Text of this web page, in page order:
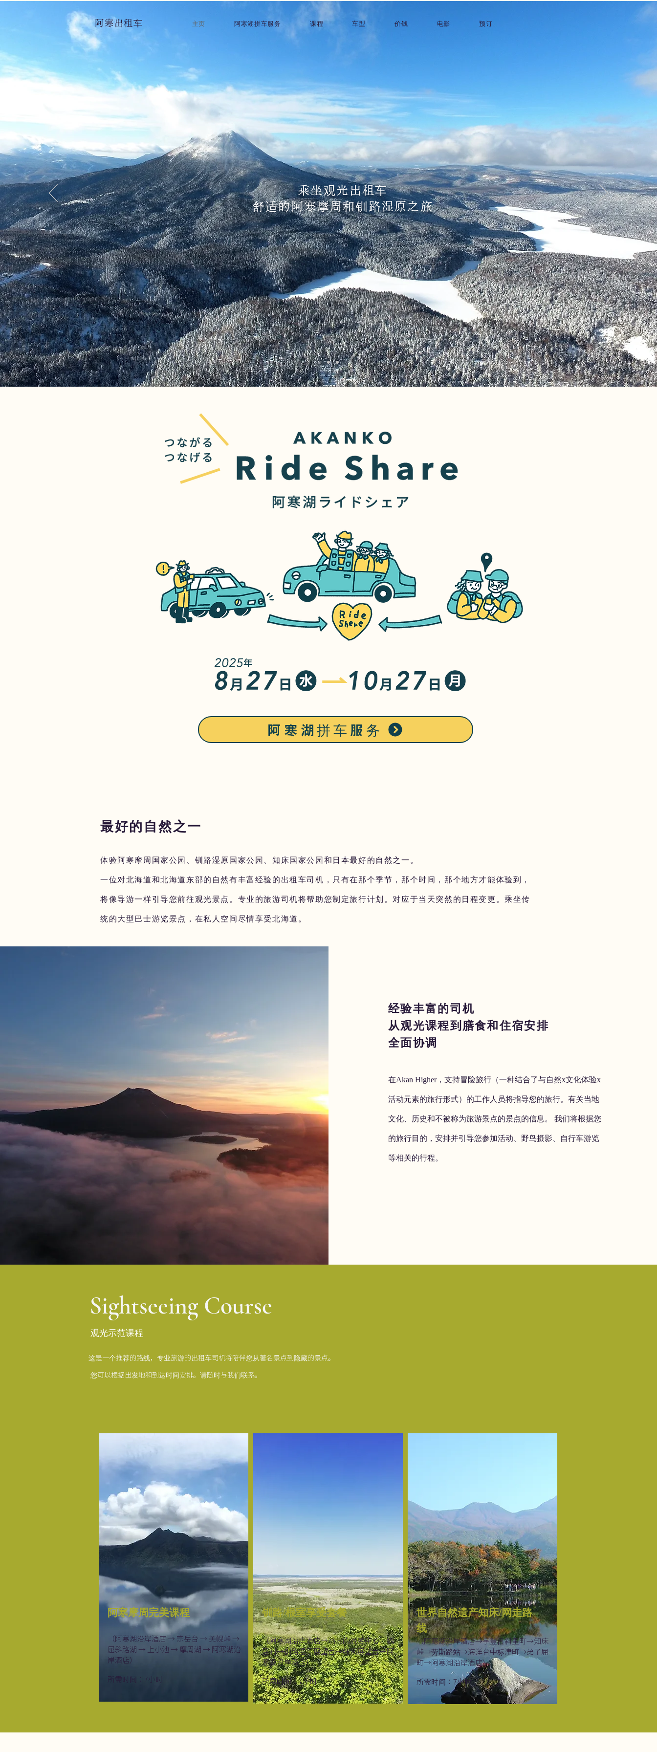
阿寒出租车 主页 阿寒湖拼车服务 课程 车型 价钱 电影 预订
乘坐观光出租车
舒适的阿寒摩周和钏路湿原之旅
阿寒湖拼车服务
最好的自然之一
体验阿寒摩周国家公园、钏路湿原国家公园、知床国家公园和日本最好的自然之一。
一位对北海道和北海道东部的自然有丰富经验的出租车司机，只有在那个季节，那个时间，那个地方才能体验到，
将像导游一样引导您前往观光景点。专业的旅游司机将帮助您制定旅行计划。对应于当天突然的日程变更。乘坐传
统的大型巴士游览景点，在私人空间尽情享受北海道。
经验丰富的司机
从观光课程到膳食和住宿安排
全面协调
在Akan Higher，支持冒险旅行（一种结合了与自然x文化体验x
活动元素的旅行形式）的工作人员将指导您的旅行。有关当地
文化、历史和不被称为旅游景点的景点的信息。 我们将根据您
的旅行目的，安排并引导您参加活动、野鸟摄影、自行车游览
等相关的行程。
Sightseeing Course
观光示范课程
这是一个推荐的路线，专业旅游的出租车司机将陪伴您从著名景点到隐藏的景点。
您可以根据出发地和到达时间安排。请随时与我们联系。
阿寒摩周完美课程
（阿寒湖沿岸酒店 → 宗岳台 → 美幌峠 →
屈斜路湖 → 上小池 → 摩周湖 → 阿寒湖沿
岸酒店）
所需时间：7小时
钏路/根室享受套餐
（阿寒湖沿岸酒店→翁内内游客中心、鹤
居村→钏路湿原展望台→细冈展望台→阿
寒湖沿岸酒店）
所需时间：7小时
世界自然遗产知床/网走路
线
（阿寒湖沿岸酒店→宇登吕斜里町→知床
峠→劳斯路站→海洋台中标津町→弟子屈
町→阿寒湖沿岸酒店）
所需时间：7小时